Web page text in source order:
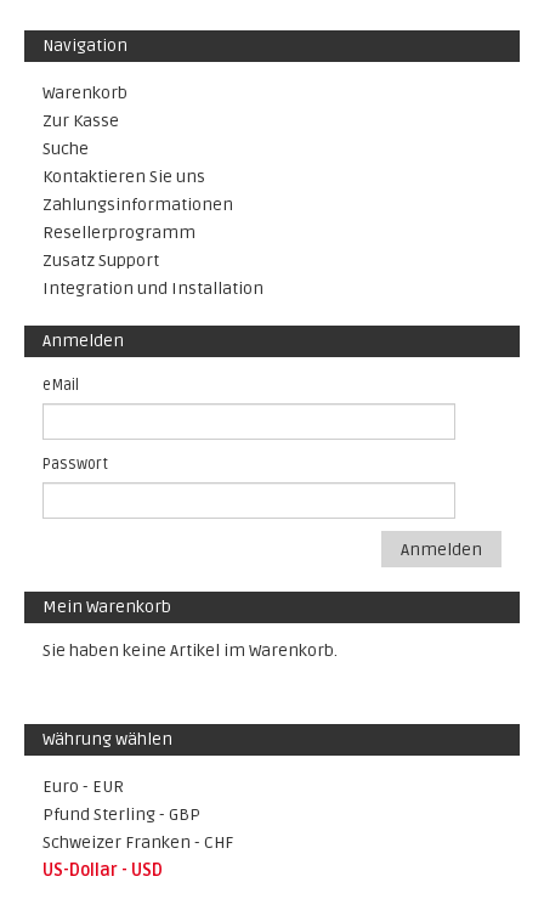
Navigation
Warenkorb
Zur Kasse
Suche
Kontaktieren Sie uns
Zahlungsinformationen
Resellerprogramm
Zusatz Support
Integration und Installation
Anmelden
eMail
Passwort
Anmelden
Mein Warenkorb
Sie haben keine Artikel im Warenkorb.
Währung wählen
Euro - EUR
Pfund Sterling - GBP
Schweizer Franken - CHF
US-Dollar - USD